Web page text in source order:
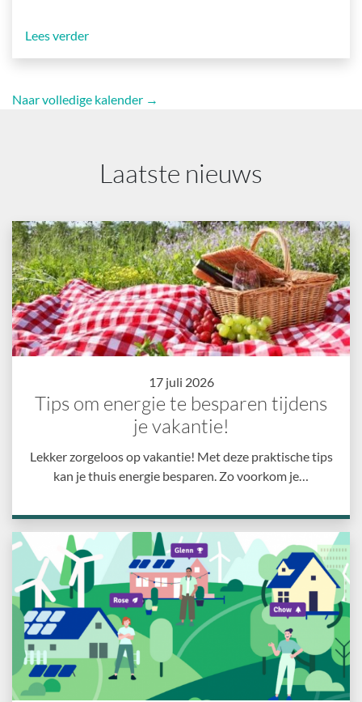
Lees verder
Naar volledige kalender →
Laatste nieuws
17 juli 2026
Tips om energie te besparen tijdens
je vakantie!
Lekker zorgeloos op vakantie! Met deze praktische tips
kan je thuis energie besparen. Zo voorkom je…